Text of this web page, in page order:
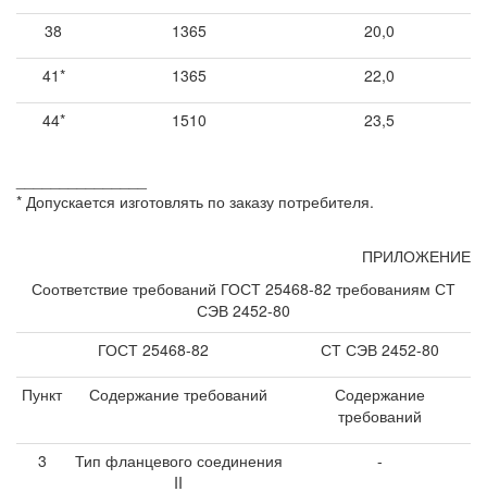
38 1365 20,0
41* 1365 22,0
44* 1510 23,5
* Допускается изготовлять по заказу потребителя.
ПРИЛОЖЕНИЕ
Соответствие требований ГОСТ 25468-82 требованиям СТ
СЭВ 2452-80
ГОСТ 25468-82
СТ СЭВ 2452-80
Пункт Содержание требований
Содержание
требований
3
Тип фланцевого соединения
II
-